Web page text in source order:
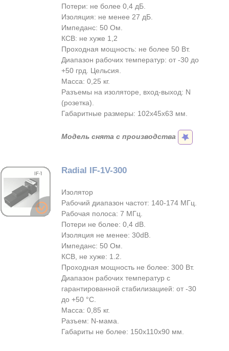
Потери: не более 0,4 дБ.
Изоляция: не менее 27 дБ.
Импеданс: 50 Ом.
КСВ: не хуже 1,2
Проходная мощность: не более 50 Вт.
Диапазон рабочих температур: от -30 до
+50 грд. Цельсия.
Масса: 0,25 кг.
Разъемы на изоляторе, вход-выход: N
(розетка).
Габаритные размеры: 102х45х63 мм.
Модель снята с производства
Radial IF-1V-300
Изолятор
Рабочий диапазон частот: 140-174 МГц.
Рабочая полоса: 7 МГц.
Потери не более: 0,4 dB.
Изоляция не менее: 30dB.
Импеданс: 50 Ом.
КСВ, не хуже: 1.2.
Проходная мощность не более: 300 Вт.
Диапазон рабочих температур с
гарантированной стабилизацией: от -30
до +50 °С.
Масса: 0,85 кг.
Разъем: N-мама.
Габариты не более: 150х110х90 мм.